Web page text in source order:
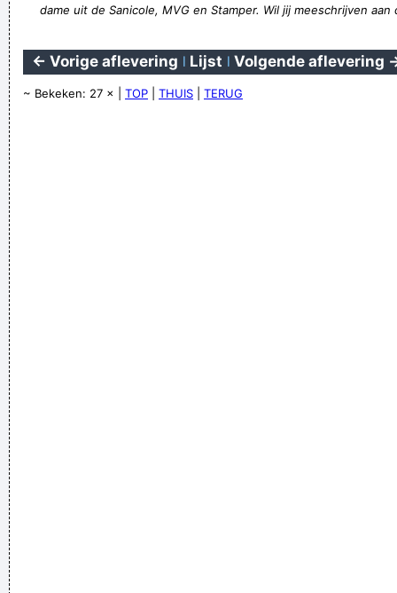
dame uit de Sanicole, MVG en Stamper. Wil jij meeschrijven
← Vorige aflevering | Lijst | Volgende aflevering
~ Bekeken: 27 × | TOP THUIS TERUG